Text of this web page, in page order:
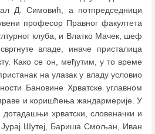
Д. Симовић, а потпредседници
професор Правног факултета
клуба, и Влатко Мачек, шеф
владе, иначе присталица
Како се он, међутим, у то време
на улазак у владу условио
Бановине Хрватске углавном
и коришћења жандармерије. У
дотадашњи хрватски, словеначки и
Шутеј, Бариша Смољан, Иван